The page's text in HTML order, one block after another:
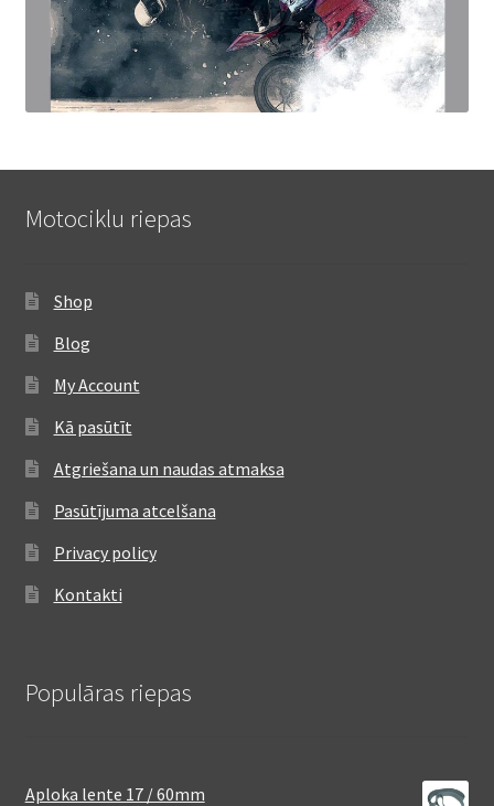
Motociklu riepas
Shop
Blog
My Account
Kā pasūtīt
Atgriešana un naudas atmaksa
Pasūtījuma atcelšana
Privacy policy
Kontakti
Populāras riepas
Aploka lente 17 / 60mm